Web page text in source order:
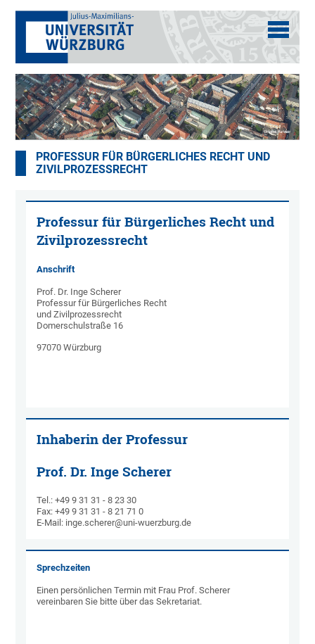
PROFESSUR FÜR BÜRGERLICHES RECHT UND
ZIVILPROZESSRECHT
Professur für Bürgerliches Recht und
Zivilprozessrecht
Anschrift
Prof. Dr. Inge Scherer
Professur für Bürgerliches Recht
und Zivilprozessrecht
Domerschulstraße 16
97070 Würzburg
Inhaberin der Professur
Prof. Dr. Inge Scherer
Tel.: +49 9 31 31 - 8 23 30
Fax: +49 9 31 31 - 8 21 71 0
E-Mail: inge.scherer@uni-wuerzburg.de
Sprechzeiten
Einen persönlichen Termin mit Frau Prof. Scherer
vereinbaren Sie bitte über das Sekretariat.